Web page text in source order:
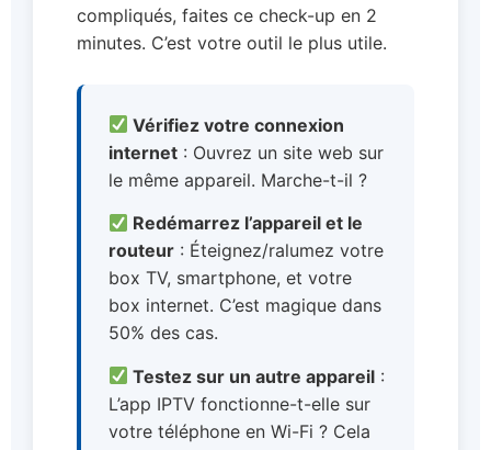
compliqués, faites ce check-up en 2
minutes. C’est votre outil le plus utile.
Vérifiez votre connexion
internet : Ouvrez un site web sur
le même appareil. Marche-t-il ?
Redémarrez l’appareil et le
routeur : Éteignez/ralumez votre
box TV, smartphone, et votre
box internet. C’est magique dans
50% des cas.
Testez sur un autre appareil :
L’app IPTV fonctionne-t-elle sur
votre téléphone en Wi-Fi ? Cela